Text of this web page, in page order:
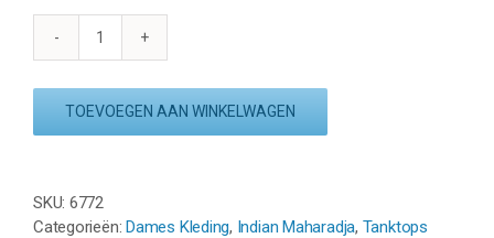
INDIAN
TANK
ROSE
aantal
TOEVOEGEN AAN WINKELWAGEN
SKU: 6772
Categorieën:Dames Kleding, Indian Maharadja, Tanktops